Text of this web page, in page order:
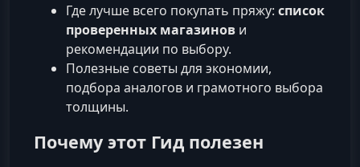
Где лучше всего покупать пряжу: список
проверенных магазинов и
рекомендации по выбору.
Полезные советы для экономии,
подбора аналогов и грамотного выбора
толщины.
Почему этот Гид полезен